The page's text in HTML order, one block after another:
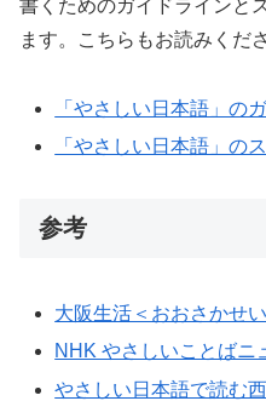
書くためのガイドラインと
ます。こちらもお読みくだ
「やさしい日本語」の
「やさしい日本語」の
参考
大阪生活＜おおさかせ
NHK やさしいことばニ
やさしい日本語で読む